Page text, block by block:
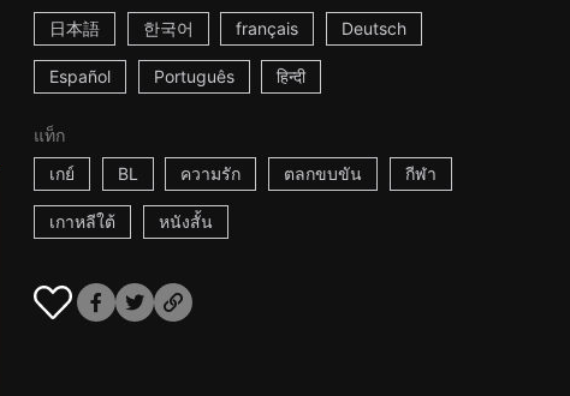
日本語 한국어 français Deutsch
Español Português हिन्दी
แท็ก
เกย์
BL ความรัก ตลกขบขัน กีฬา
เกาหลีใต้ หนังสั้น